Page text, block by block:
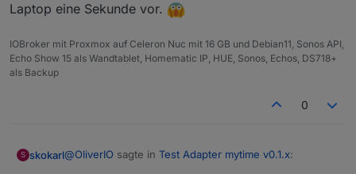
Laptop eine Sekunde vor.
IOBroker mit Proxmox auf Celeron Nuc mit 16 GB und Debian11, Sonos API,
Echo Show 15 als Wandtablet, Homematic IP, HUE, Sonos, Echos, DS718+
als Backup
0
S skokarl@OliverIO sagte in Test Adapter mytime v0.1.x: